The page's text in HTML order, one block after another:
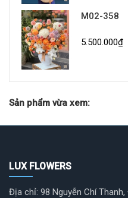
M02-358
5.500.000₫
Sản phẩm vừa xem:
LUX FLOWERS
Địa chỉ: 98 Nguyễn Chí